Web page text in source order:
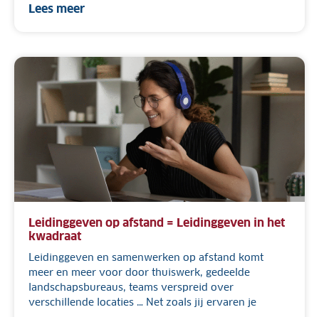
Lees meer
Leidinggeven op afstand = Leidinggeven in het
kwadraat
Leidinggeven en samenwerken op afstand komt
meer en meer voor door thuiswerk, gedeelde
landschapsbureaus, teams verspreid over
verschillende locaties … Net zoals jij ervaren je